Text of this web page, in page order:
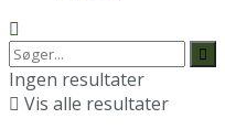
Ingen resultater
Vis alle resultater